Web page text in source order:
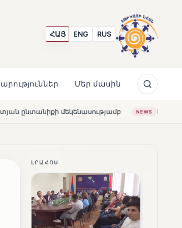
ՀԱՅ ENG RUS
Մեր մասին
NEWS Լողավազա՞ն, թե՞ շատրվաններ. ի՞նչ
ԼՐԱՀՈՍ